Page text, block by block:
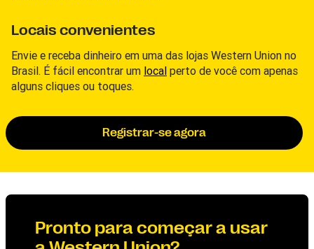
Locais convenientes
Envie e receba dinheiro em uma das lojas Western Union no
Brasil. É fácil encontrar um local perto de você com apenas
alguns cliques ou toques.
Registrar-se agora
Pronto para começar a usar